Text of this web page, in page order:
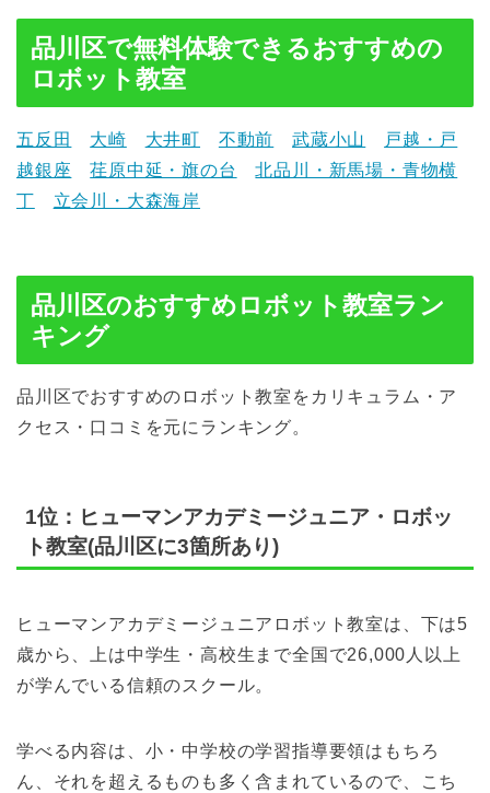
品川区で無料体験できるおすすめの
ロボット教室
五反田 大崎 大井町 不動前 武蔵小山
戸越・戸
越銀座
荏原中延・旗の台
北品川・新馬場・青物横
丁
立会川・大森海岸
品川区のおすすめロボット教室ラン
キング
品川区でおすすめのロボット教室をカリキュラム・ア
クセス・口コミを元にランキング。
1位：ヒューマンアカデミージュニア・ロボッ
ト教室(品川区に3箇所あり)
ヒューマンアカデミージュニアロボット教室は、下は5
歳から、上は中学生・高校生まで全国で26,000人以上
が学んでいる信頼のスクール。
学べる内容は、小・中学校の学習指導要領はもちろ
ん、それを超えるものも多く含まれているので、こち